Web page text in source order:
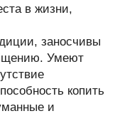
в жизни,
заносчивы
Умеют
копить
и